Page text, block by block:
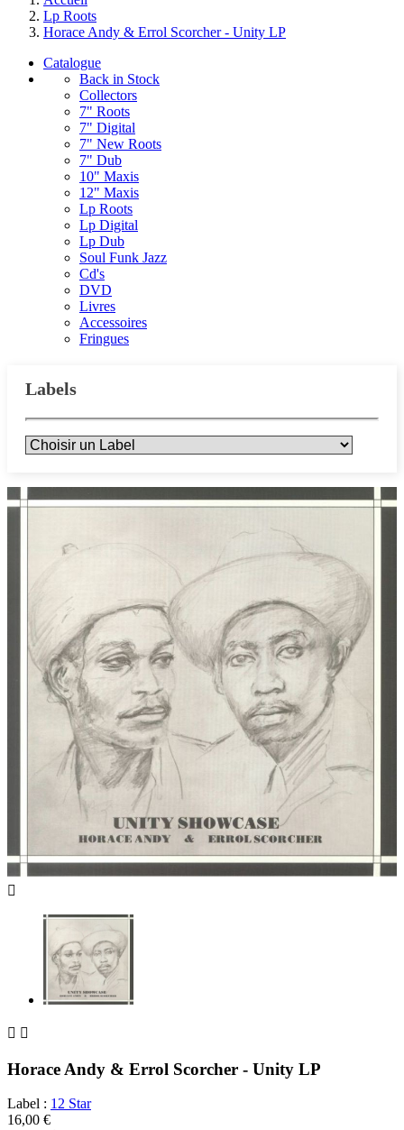
Lp Roots
Horace Andy & Errol Scorcher - Unity LP
Catalogue
Back in Stock
Collectors
7" Roots
7" Digital
7" New Roots
7" Dub
10" Maxis
12" Maxis
Lp Roots
Lp Digital
Lp Dub
Soul Funk Jazz
Cd's
DVD
Livres
Accessoires
Fringues
Labels

 
Horace Andy & Errol Scorcher - Unity LP
Label : 12 Star
16,00 €